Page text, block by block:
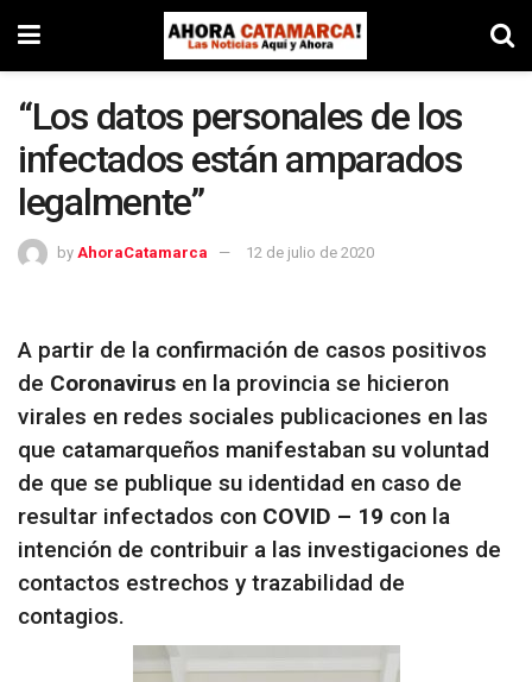
“Los datos personales de los
infectados están amparados
legalmente”
by AhoraCatamarca 12 de julio de 2020
A partir de la confirmación de casos positivos
de Coronavirus en la provincia se hicieron
virales en redes sociales publicaciones en las
que catamarqueños manifestaban su voluntad
de que se publique su identidad en caso de
resultar infectados con COVID – 19 con la
intención de contribuir a las investigaciones de
contactos estrechos y trazabilidad de
contagios.